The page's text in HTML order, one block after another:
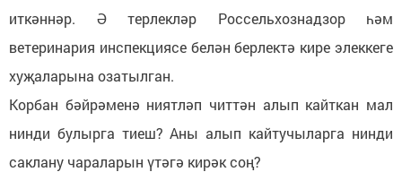
иткәннәр. Ә терлекләр Россельхознадзор һәм
ветеринария инспекциясе белән берлектә кире элеккеге
хуҗаларына озатылган.
Корбан бәйрәменә ниятләп читтән алып кайткан мал
нинди булырга тиеш? Аны алып кайтучыларга нинди
саклану чараларын үтәгә кирәк соң?